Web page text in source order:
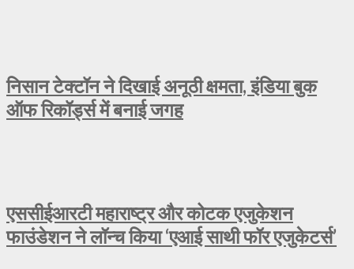
निसान टेक्टॉन ने दिखाई अनूठी क्षमता, इंडिया बुक
ऑफ रिकॉर्ड्स में बनाई जगह
एससीईआरटी महाराष्ट्र और कोटक एजुकेशन
फाउंडेशन ने लॉन्च किया ‘एआई साथी फॉर एजुकेटर्स’